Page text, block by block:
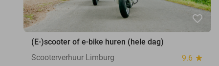
favorite_border
(E-)scooter of e-bike huren (hele dag)
Scooterverhuur Limburg
9.6 star